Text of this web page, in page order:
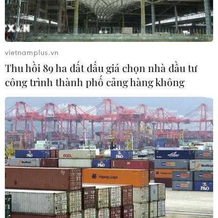
TP Hồ Chí Minh: Dự án mở rộng
đường Phạm Văn Bạch vẫn dang dở
06/08/2026 06:56
Đầu tư hơn 6.209 tỷ đồng hoàn thiện
hạ tầng dùng chung Bến cảng Liên
Chiểu
06/08/2026 06:28
Quảng Trị: Xử phạt tài xế vượt đường
ngang có tín hiệu cảnh báo đường
sắt
06/08/2026 05:10
vietnamplus.vn
Thu hồi 89 ha đất đấu giá chọn nhà đầu tư
công trình thành phố cảng hàng không